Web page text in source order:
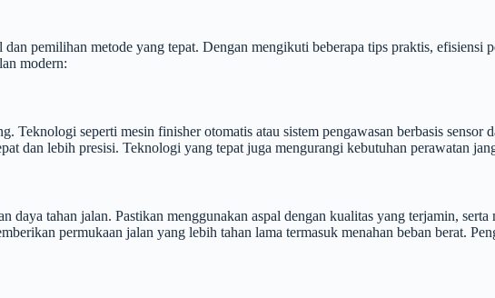
pemilihan metode yang tepat. Dengan mengikuti beberapa tips praktis, efisiensi
modern:
seperti mesin finisher otomatis atau sistem pengawasan berbasis sensor
dan lebih presisi. Teknologi yang tepat juga mengurangi kebutuhan perawatan
tahan jalan. Pastikan menggunakan aspal dengan kualitas yang terjamin,
permukaan jalan yang lebih tahan lama termasuk menahan beban berat.